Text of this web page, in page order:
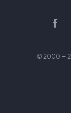
© 2000 –